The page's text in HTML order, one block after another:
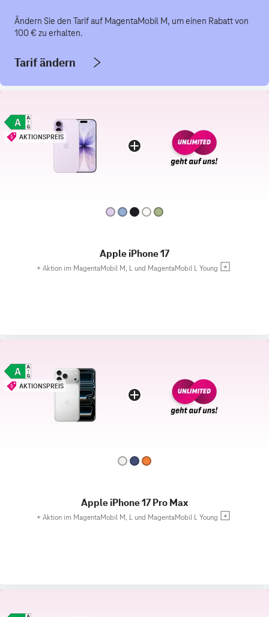
Ändern Sie den Tarif auf MagentaMobil M, um einen Rabatt von
100 € zu erhalten.
Tarif ändern
AKTIONSPREIS
Apple iPhone 17
+ Aktion im MagentaMobil M, L und MagentaMobil L Young
AKTIONSPREIS
Apple iPhone 17 Pro Max
+ Aktion im MagentaMobil M, L und MagentaMobil L Young